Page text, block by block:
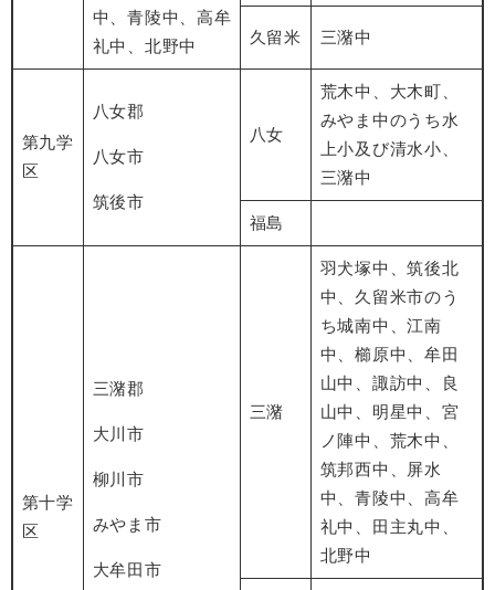
中、青陵中、高牟
礼中、北野中
久留米 三潴中
第九学
区
八女郡
八女市
筑後市
八女
荒木中、大木町、
みやま中のうち水
上小及び清水小、
三潴中
福島
第十学
区
三潴郡
大川市
柳川市
みやま市
大牟田市
三潴
羽犬塚中、筑後北
中、久留米市のう
ち城南中、江南
中、櫛原中、牟田
山中、諏訪中、良
山中、明星中、宮
ノ陣中、荒木中、
筑邦西中、屏水
中、青陵中、高牟
礼中、田主丸中、
北野中